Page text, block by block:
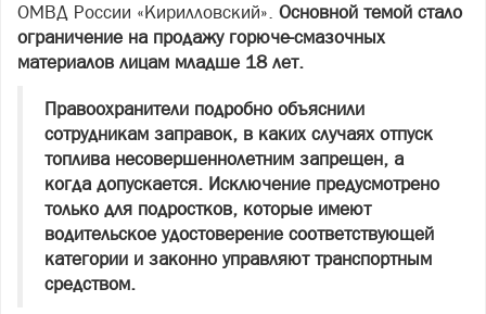
ОМВД России «Кирилловский». Основной темой стало
ограничение на продажу горюче-смазочных
материалов лицам младше 18 лет.
Правоохранители подробно объяснили
сотрудникам заправок, в каких случаях отпуск
топлива несовершеннолетним запрещен, а
когда допускается. Исключение предусмотрено
только для подростков, которые имеют
водительское удостоверение соответствующей
категории и законно управляют транспортным
средством.